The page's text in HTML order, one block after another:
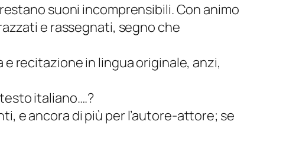
suoni incomprensibili. Con animo
e rassegnati, segno che
recitazione in lingua originale, anzi,
italiano….?
e ancora di più per l’autore-attore; se